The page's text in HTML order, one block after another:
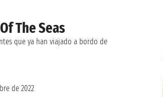
The Seas
que ya han viajado a bordo de
de 2022